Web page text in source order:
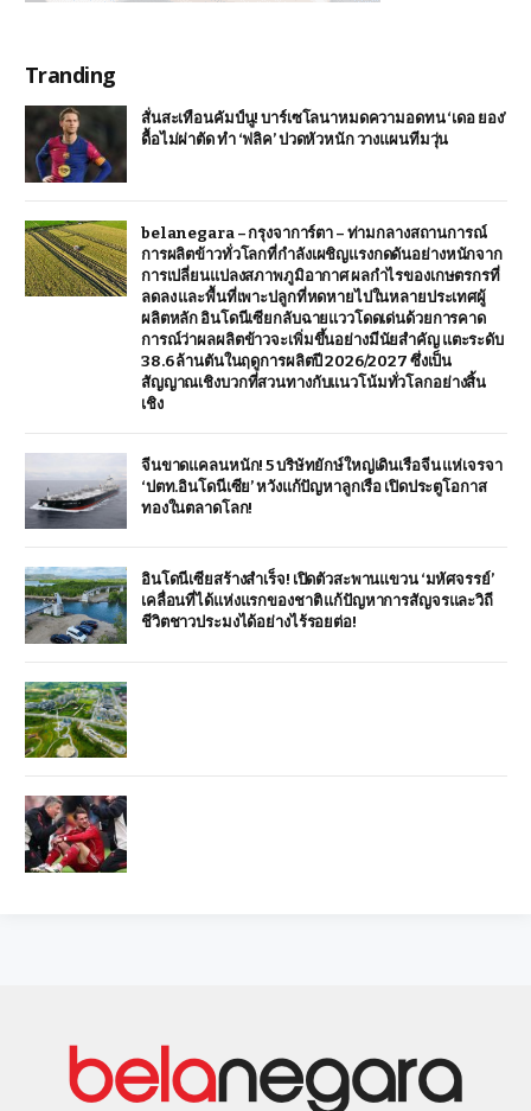
Tranding
สั่นสะเทือนคัมป์นู! บาร์เซโลนาหมดความอดทน ‘เดอ ยอง’
ดื้อไม่ผ่าตัด ทำ ‘ฟลิค’ ปวดหัวหนัก วางแผนทีมวุ่น
belanegara – กรุงจาการ์ตา – ท่ามกลางสถานการณ์
การผลิตข้าวทั่วโลกที่กำลังเผชิญแรงกดดันอย่างหนักจาก
การเปลี่ยนแปลงสภาพภูมิอากาศ ผลกำไรของเกษตรกรที่
ลดลง และพื้นที่เพาะปลูกที่หดหายไปในหลายประเทศผู้
ผลิตหลัก อินโดนีเซียกลับฉายแววโดดเด่นด้วยการคาด
การณ์ว่าผลผลิตข้าวจะเพิ่มขึ้นอย่างมีนัยสำคัญ แตะระดับ
38.6 ล้านตันในฤดูการผลิตปี 2026/2027 ซึ่งเป็น
สัญญาณเชิงบวกที่สวนทางกับแนวโน้มทั่วโลกอย่างสิ้น
เชิง
จีนขาดแคลนหนัก! 5 บริษัทยักษ์ใหญ่เดินเรือจีน แห่เจรจา
‘ปตท.อินโดนีเซีย’ หวังแก้ปัญหาลูกเรือ เปิดประตูโอกาส
ทองในตลาดโลก!
อินโดนีเซียสร้างสำเร็จ! เปิดตัวสะพานแขวน ‘มหัศจรรย์’
เคลื่อนที่ได้แห่งแรกของชาติ แก้ปัญหาการสัญจรและวิถี
ชีวิตชาวประมงได้อย่างไร้รอยต่อ!